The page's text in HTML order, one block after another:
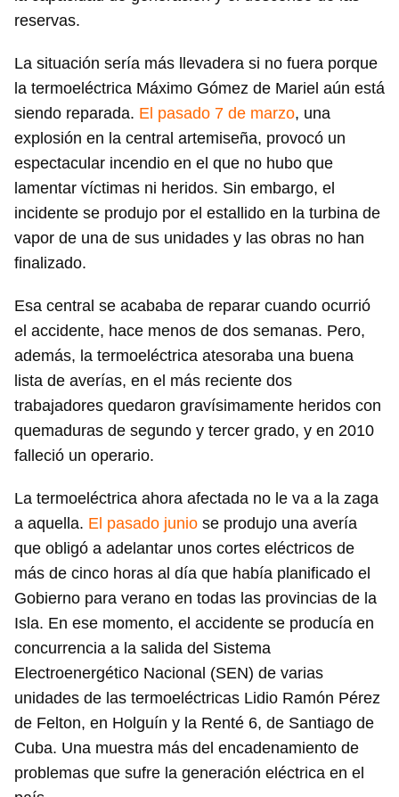
reservas.
La situación sería más llevadera si no fuera porque
la termoeléctrica Máximo Gómez de Mariel aún está
siendo reparada. El pasado 7 de marzo, una
explosión en la central artemiseña, provocó un
espectacular incendio en el que no hubo que
lamentar víctimas ni heridos. Sin embargo, el
incidente se produjo por el estallido en la turbina de
vapor de una de sus unidades y las obras no han
finalizado.
Esa central se acababa de reparar cuando ocurrió
el accidente, hace menos de dos semanas. Pero,
además, la termoeléctrica atesoraba una buena
lista de averías, en el más reciente dos
trabajadores quedaron gravísimamente heridos con
quemaduras de segundo y tercer grado, y en 2010
falleció un operario.
La termoeléctrica ahora afectada no le va a la zaga
a aquella. El pasado junio se produjo una avería
que obligó a adelantar unos cortes eléctricos de
más de cinco horas al día que había planificado el
Gobierno para verano en todas las provincias de la
Isla. En ese momento, el accidente se producía en
concurrencia a la salida del Sistema
Electroenergético Nacional (SEN) de varias
unidades de las termoeléctricas Lidio Ramón Pérez
de Felton, en Holguín y la Renté 6, de Santiago de
Cuba. Una muestra más del encadenamiento de
problemas que sufre la generación eléctrica en el